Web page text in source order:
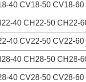
40 CV18-50 CV18-
40 CH22-50
40 CV22-50 CV22-
40 CH28-50
40 CV28-50 CV28-